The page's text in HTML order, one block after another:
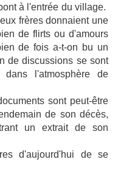
à l'entrée du village.
frères donnaient une
de flirts ou d'amours
de fois a-t-on bu un
de discussions se sont
dans l'atmosphère de
sont peut-être
de son décès,
un extrait de son
d'aujourd'hui de se